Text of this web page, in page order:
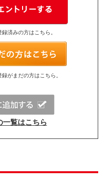
済みの方はこちら。
がまだの方はこちら。
一覧はこちら